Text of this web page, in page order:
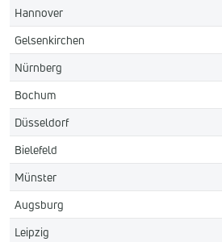
Hannover
Gelsenkirchen
Nürnberg
Bochum
Düsseldorf
Bielefeld
Münster
Augsburg
Leipzig